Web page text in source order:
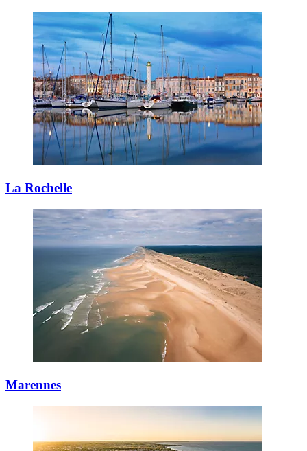
La Rochelle
Marennes